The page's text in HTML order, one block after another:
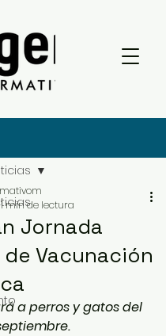
Jornada
Vacunación
1 min de lectura
a perros y gatos del